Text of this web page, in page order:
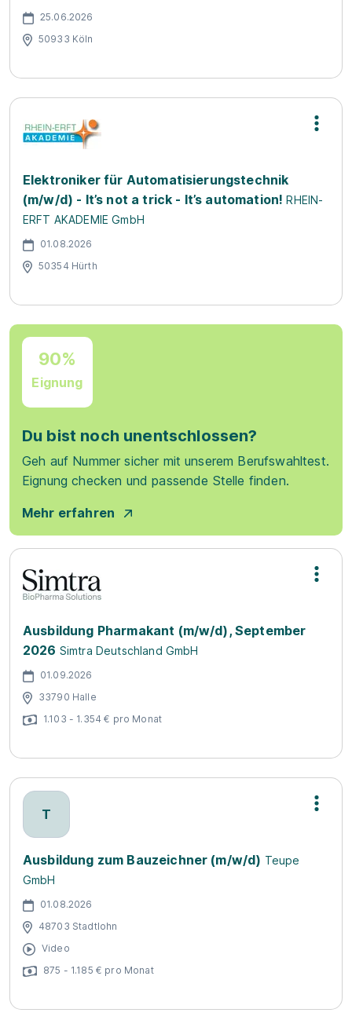
25.06.2026
50933 Köln
Elektroniker für Automatisierungstechnik
(m/w/d) - It’s not a trick - It’s automation! RHEIN-
ERFT AKADEMIE GmbH
01.08.2026
50354 Hürth
90%
Eignung
Du bist noch unentschlossen?
Geh auf Nummer sicher mit unserem Berufswahltest.
Eignung checken und passende Stelle finden.
Mehr erfahren
Ausbildung Pharmakant (m/w/d), September
2026 Simtra Deutschland GmbH
01.09.2026
33790 Halle
1.103 - 1.354 € pro Monat
T
Ausbildung zum Bauzeichner (m/w/d) Teupe
GmbH
01.08.2026
48703 Stadtlohn
Video
875 - 1.185 € pro Monat